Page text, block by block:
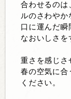
合わせるのは
ルのさわやか
口に運んだ瞬
なおいしさを
重さを感じさ
春の空気に合
ください。